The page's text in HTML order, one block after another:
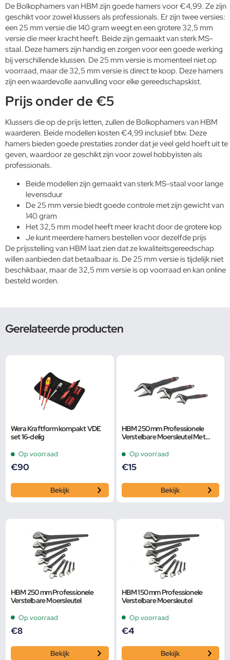
De Bolkophamers van HBM zijn goede hamers voor €4,99. Ze zijn
geschikt voor zowel klussers als professionals. Er zijn twee versies:
een 25 mm versie die 140 gram weegt en een grotere 32,5 mm
versie die meer kracht heeft. Beide zijn gemaakt van sterk MS-
staal. Deze hamers zijn handig en zorgen voor een goede werking
bij verschillende klussen. De 25 mm versie is momenteel niet op
voorraad, maar de 32,5 mm versie is direct te koop. Deze hamers
zijn een waardevolle aanvulling voor elke gereedschapskist.
Prijs onder de €5
Klussers die op de prijs letten, zullen de Bolkophamers van HBM
waarderen. Beide modellen kosten €4,99 inclusief btw. Deze
hamers bieden goede prestaties zonder dat je veel geld hoeft uit te
geven, waardoor ze geschikt zijn voor zowel hobbyisten als
professionals.
Beide modellen zijn gemaakt van sterk MS-staal voor lange
levensduur
De 25 mm versie biedt goede controle met zijn gewicht van
140 gram
Het 32,5 mm model heeft meer kracht door de grotere kop
Je kunt meerdere hamers bestellen voor dezelfde prijs
De prijsstelling van HBM laat zien dat ze kwaliteitsgereedschap
willen aanbieden dat betaalbaar is. De 25 mm versie is tijdelijk niet
beschikbaar, maar de 32,5 mm versie is op voorraad en kan online
besteld worden.
Gerelateerde producten
Wera Kraftform kompakt VDE
set 16-delig
Op voorraad
€90
Bekijk
HBM 250 mm Professionele
Verstelbare Moersleutel Met
Smalle Bek
Op voorraad
€15
Bekijk
HBM 250 mm Professionele
Verstelbare Moersleutel
Op voorraad
€8
Bekijk
HBM 150 mm Professionele
Verstelbare Moersleutel
Op voorraad
€4
Bekijk